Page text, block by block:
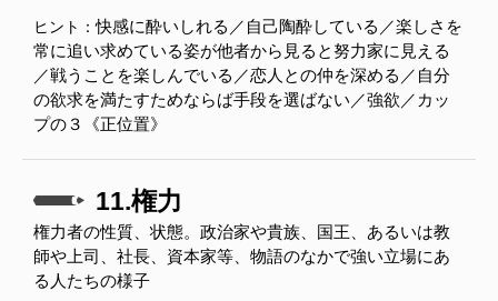
ヒント：快感に酔いしれる／自己陶酔している／楽しさを
常に追い求めている姿が他者から見ると努力家に見える
／戦うことを楽しんでいる／恋人との仲を深める／自分
の欲求を満たすためならば手段を選ばない／強欲／カッ
プの３《正位置》
11.権力
権力者の性質、状態。政治家や貴族、国王、あるいは教
師や上司、社長、資本家等、物語のなかで強い立場にあ
る人たちの様子